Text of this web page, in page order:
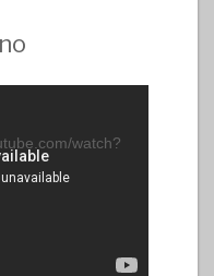
watch?